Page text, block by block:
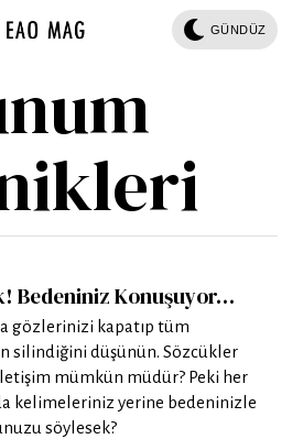
GÜNDÜZ
Bedeniniz Konuşuyor…
gözlerinizi kapatıp tüm
silindiğini düşünün. Sözcükler
mümkün müdür? Peki her
kelimeleriniz yerine bedeninizle
söylesek?